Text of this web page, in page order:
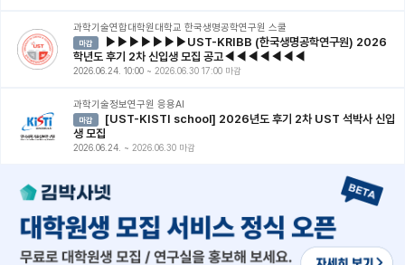
과학기술연합대학원대학교 한국생명공학연구원 스쿨
마감
학년도 후기 2차 신입생 모집 공고◀◀◀◀◀◀◀
2026.06.24. 10:00 ~ 2026.06.30 17:00 마감
과학기술정보연구원 응용AI
마감
생 모집
2026.06.24. ~ 2026.06.30 마감